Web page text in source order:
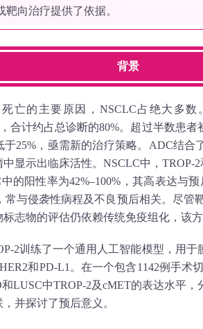
向治疗提供了依据。
背景
亡的主要原因，NSCLC占绝大多
合计约占总诊断的80%。超过半数患
于25%，亟需新的治疗策略。ADC结合
显示出临床活性。NSCLC中，
中的阳性率为42%–100%，其高表达与
常与侵袭性病程及不良预后相关。尽管
志物的评估仍依赖传统免疫组化，该
训练了一个通用人工智能模型，用
和PD‑L1。在一个包含1142例手术
LUSC中TROP‑2及cMET的表达水平
并探讨了预后意义。